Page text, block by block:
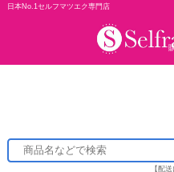
日本No.1セルフマツエク専門店
【配